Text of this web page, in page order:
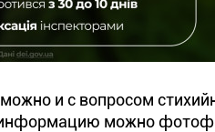
и с вопросом
можно